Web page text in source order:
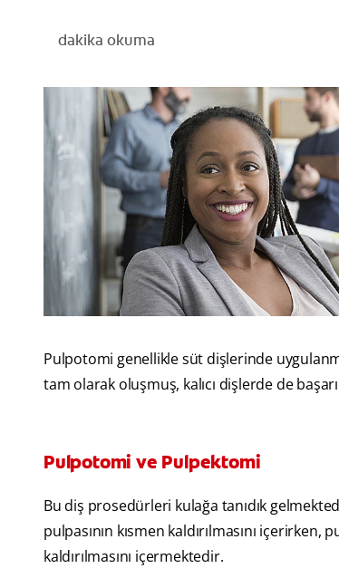
dakika okuma
Pulpotomi genellikle süt dişlerinde
tam olarak oluşmuş, kalıcı dişlerde de
Pulpotomi ve Pulpektomi
Bu diş prosedürleri kulağa tanıdık
pulpasının kısmen kaldırılmasını
kaldırılmasını içermektedir.